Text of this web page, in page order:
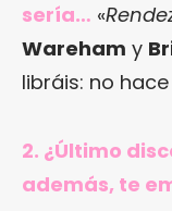
sería… «
Wareham y
libráis: no
2. ¿Último
además, te